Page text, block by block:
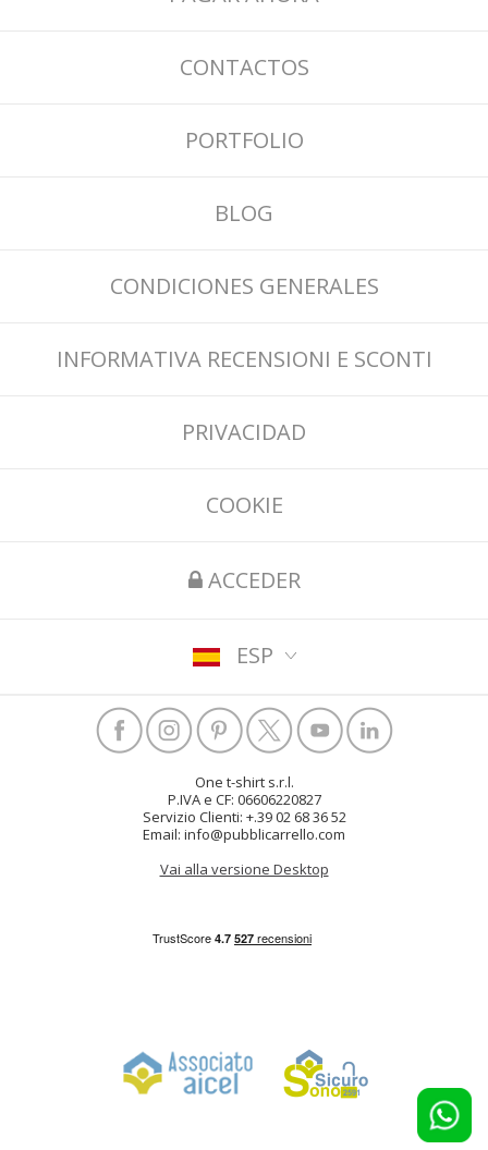
CONTACTOS
PORTFOLIO
BLOG
CONDICIONES GENERALES
INFORMATIVA RECENSIONI E SCONTI
PRIVACIDAD
COOKIE
ACCEDER
ESP
One t-shirt s.r.l.
P.IVA e CF: 06606220827
Servizio Clienti: +.39 02 68 36 52
Email: info@pubblicarrello.com
Vai alla versione Desktop